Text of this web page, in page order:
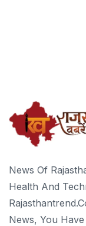
News Of
Health And
News, You